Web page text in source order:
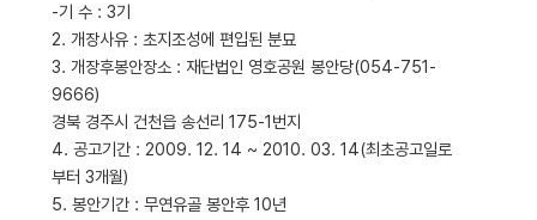
-기 수 : 3기
2. 개장사유 : 초지조성에 편입된 분묘
3. 개장후봉안장소 : 재단법인 영호공원 봉안당(054-751-
9666)
경북 경주시 건천읍 송선리 175-1번지
4. 공고기간 : 2009. 12. 14 ~ 2010. 03. 14(최초공고일로
부터 3개월)
5. 봉안기간 : 무연유골 봉안후 10년